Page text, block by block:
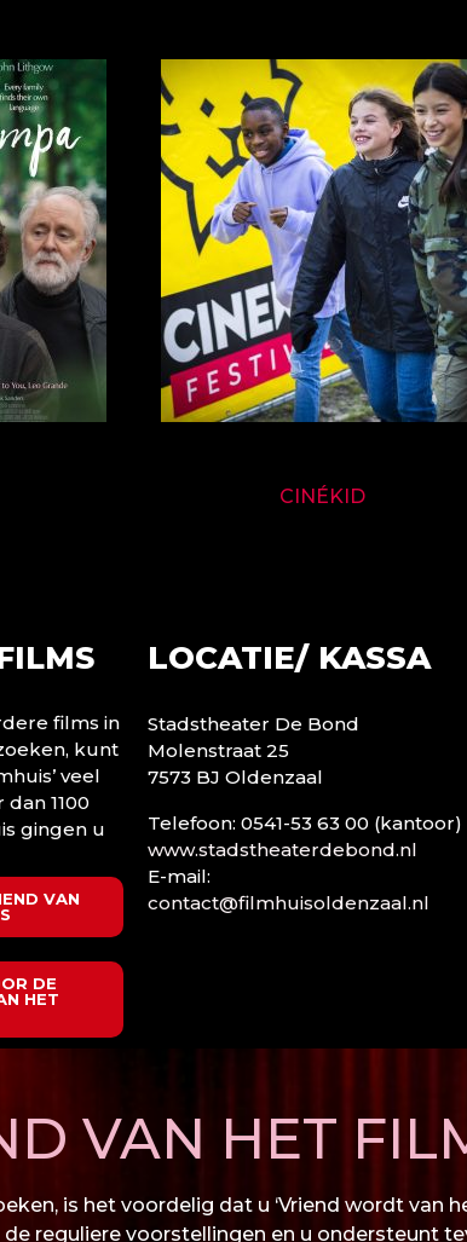
CINÉKID
films in
kunt
veel
1100
gingen u
VAN
DE
HET
VAN HET
is het voordelig dat u ‘Vriend wordt van
reguliere voorstellingen en u ondersteunt
LOCATIE/ KASSA
Stadstheater De Bond
Molenstraat 25
7573 BJ Oldenzaal
Telefoon: 0541-53 63 00 (kantoor)
www.stadstheaterdebond.nl
E-mail:
contact@filmhuisoldenzaal.nl